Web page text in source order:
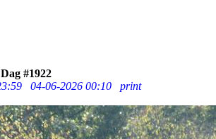
#1922
04-06-2026 00:10
print